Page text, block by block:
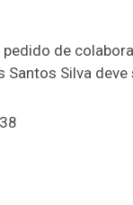
de
Silva